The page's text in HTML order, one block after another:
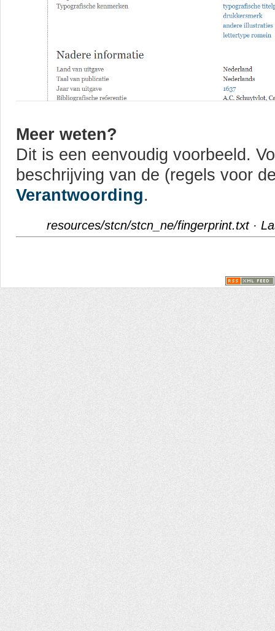
Meer weten?
Dit is een eenvoudig voorbeeld.
beschrijving van de (regels voor
Verantwoording.
resources/stcn/stcn_ne/fingerprint.txt·